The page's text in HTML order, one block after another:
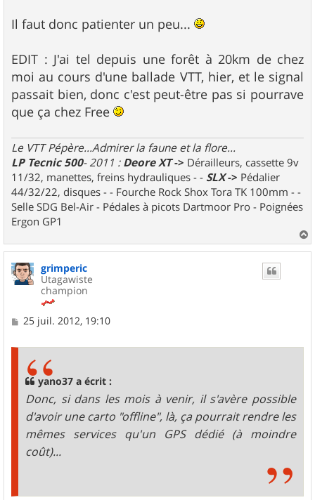
Il faut donc patienter un peu...
EDIT : J'ai tel depuis une forêt à 20km de chez
moi au cours d'une ballade VTT, hier, et le signal
passait bien, donc c'est peut-être pas si pourrave
que ça chez Free
Le VTT Pépère...Admirer la faune et la flore...
LP Tecnic 500- 2011 : Deore XT-> Dérailleurs, cassette 9v
11/32, manettes, freins hydrauliques - - SLX-> Pédalier
44/32/22, disques - - Fourche Rock Shox Tora TK 100mm - -
Selle SDG Bel-Air - Pédales à picots Dartmoor Pro - Poignées
Ergon GP1
a
grimperic
Utagawiste
champion
M
25 juil. 2012, 19:10
yano37 a écrit :
Donc, si dans les mois à venir, il s'avère possible
d'avoir une carto "offline", là, ça pourrait rendre les
mêmes services qu'un GPS dédié (à moindre
coût)...